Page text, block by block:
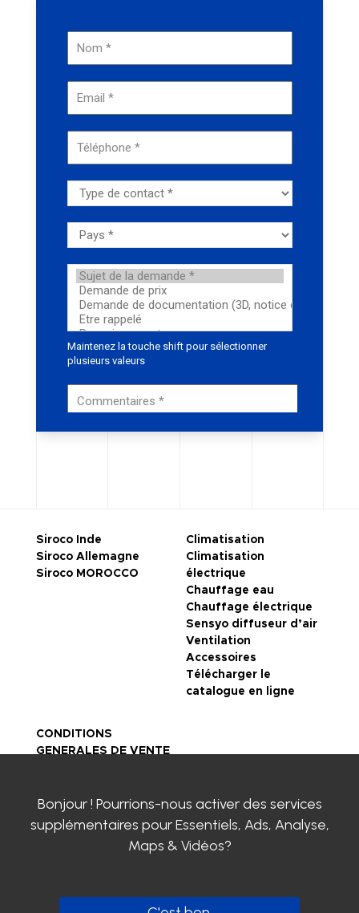
Siroco Inde
Siroco Allemagne
Siroco MOROCCO
Climatisation
Climatisation
électrique
Chauffage eau
Chauffage électrique
Sensyo diffuseur d’air
Ventilation
Accessoires
Télécharger le
catalogue en ligne
CONDITIONS
GENERALES DE VENTE
confidentialité
Certifications SIROCO
Contactez-nous
Bonjour ! Pourrions-nous activer des services
supplémentaires pourEssentiels, Ads, Analyse,
Maps & Vidéos?